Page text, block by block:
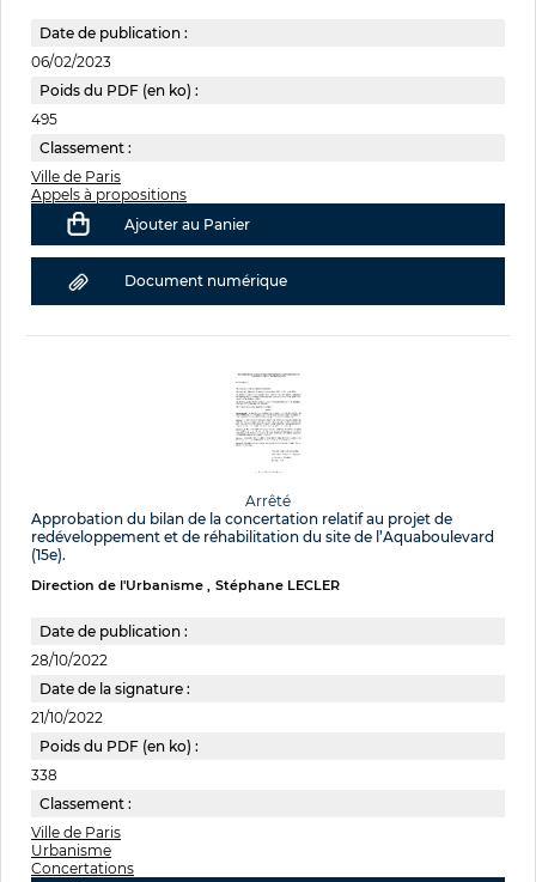
Date de publication :
06/02/2023
Poids du PDF (en ko) :
495
Classement :
Ville de Paris
Appels à propositions
Ajouter au Panier
Document numérique
Arrêté
Approbation du bilan de la concertation relatif au projet de
redéveloppement et de réhabilitation du site de l’Aquaboulevard
(15e).
Direction de l'Urbanisme Stéphane LECLER
Date de publication :
28/10/2022
Date de la signature :
21/10/2022
Poids du PDF (en ko) :
338
Classement :
Ville de Paris
Urbanisme
Concertations